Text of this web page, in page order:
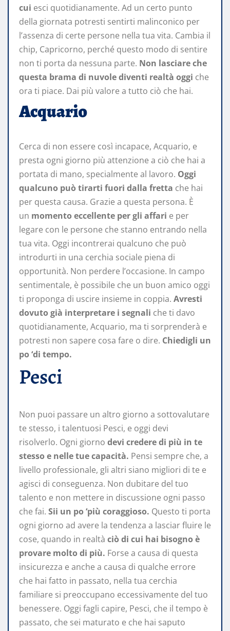
cui esci quotidianamente. Ad un certo punto
della giornata potresti sentirti malinconico per
l’assenza di certe persone nella tua vita. Cambia il
chip, Capricorno, perché questo modo di sentire
non ti porta da nessuna parte. Non lasciare che
questa brama di nuvole diventi realtà oggi che
ora ti piace. Dai più valore a tutto ciò che hai.
Acquario
Cerca di non essere così incapace, Acquario, e
presta ogni giorno più attenzione a ciò che hai a
portata di mano, specialmente al lavoro. Oggi
qualcuno può tirarti fuori dalla fretta che hai
per questa causa. Grazie a questa persona. È
un momento eccellente per gli affari e per
legare con le persone che stanno entrando nella
tua vita. Oggi incontrerai qualcuno che può
introdurti in una cerchia sociale piena di
opportunità. Non perdere l’occasione. In campo
sentimentale, è possibile che un buon amico oggi
ti proponga di uscire insieme in coppia. Avresti
dovuto già interpretare i segnali che ti davo
quotidianamente, Acquario, ma ti sorprenderà e
potresti non sapere cosa fare o dire. Chiedigli un
po ‘di tempo.
Pesci
Non puoi passare un altro giorno a sottovalutare
te stesso, i talentuosi Pesci, e oggi devi
risolverlo. Ogni giorno devi credere di più in te
stesso e nelle tue capacità. Pensi sempre che, a
livello professionale, gli altri siano migliori di te e
agisci di conseguenza. Non dubitare del tuo
talento e non mettere in discussione ogni passo
che fai. Sii un po ‘più coraggioso. Questo ti porta
ogni giorno ad avere la tendenza a lasciar fluire le
cose, quando in realtà ciò di cui hai bisogno è
provare molto di più. Forse a causa di questa
insicurezza e anche a causa di qualche errore
che hai fatto in passato, nella tua cerchia
familiare si preoccupano eccessivamente del tuo
benessere. Oggi fagli capire, Pesci, che il tempo è
passato, che sei maturato e che hai saputo